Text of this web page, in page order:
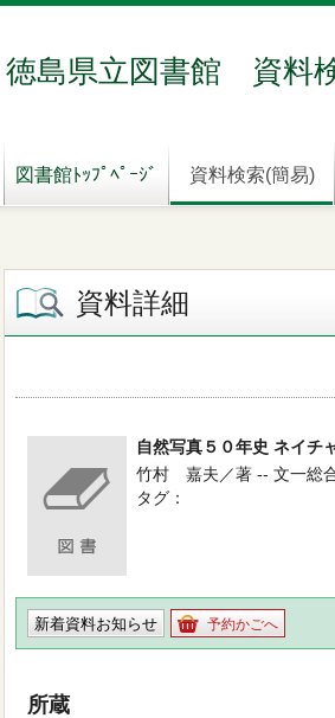
徳島県立図書館 資料
図書館ﾄｯﾌﾟﾍﾟｰｼﾞ 資料検索(簡易)
資料詳細
自然写真５０年史 ネイチ
竹村 嘉夫／著 -- 文一総
タグ
新着資料お知らせ 予約かごへ
所蔵